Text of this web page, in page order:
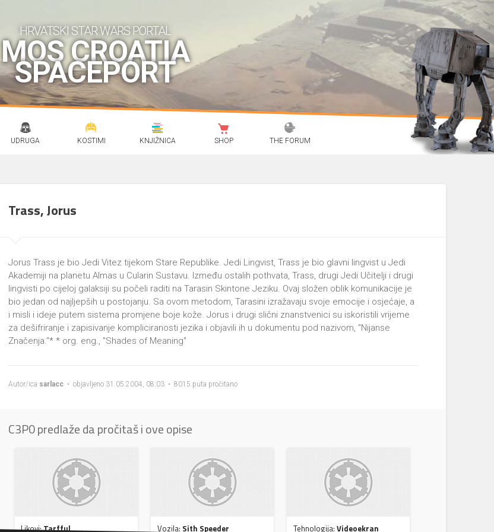
HRVATSKI STAR WARS PORTAL
MOS CROATIA
SPACEPORT
UDRUGA KOSTIMI KNJIŽNICA SHOP THE FORUM
Trass, Jorus
Jorus Trass je bio Jedi Vitez tijekom Stare Republike. Jedi Lingvist, Trass je bio glavni lingvist u Jedi
Akademiji na planetu Almas u Cularin Sustavu. Između ostalih pothvata, Trass, drugi Jedi Učitelji i drugi
lingvisti po cijeloj galaksiji su počeli raditi na Tarasin Skintone Jeziku. Ovaj složen oblik komunikacije je
bio jedan od najljepših u postojanju. Sa ovom metodom, Tarasini izražavaju svoje emocije i osjećaje, a
i misli i ideje putem sistema promjene boje kože. Jorus i drugi slični znanstvenici su iskoristili vrijeme
za dešifriranje i zapisivanje kompliciranosti jezika i objavili ih u dokumentu pod nazivom, "Nijanse
Značenja."* * org. eng., "Shades of Meaning"
Autor/ica sarlacc • objavljeno 31.05.2004, 08:03 • 8015 puta pročitano
C3P0 predlaže da pročitaš i ove opise
Likovi:Tarfful Vozila: Sith Speeder Tehnologija: Videoekran